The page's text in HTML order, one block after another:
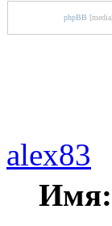
phpBB
alex83
Имя: